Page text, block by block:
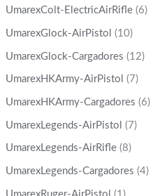
UmarexColt-ElectricAirRifle (6)
UmarexGlock-AirPistol (10)
UmarexGlock-Cargadores (12)
UmarexHKArmy-AirPistol (7)
UmarexHKArmy-Cargadores (6)
UmarexLegends-AirPistol (7)
UmarexLegends-AirRifle (8)
UmarexLegends-Cargadores (4)